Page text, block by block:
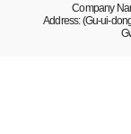
Company
Address: (Gu-ui-